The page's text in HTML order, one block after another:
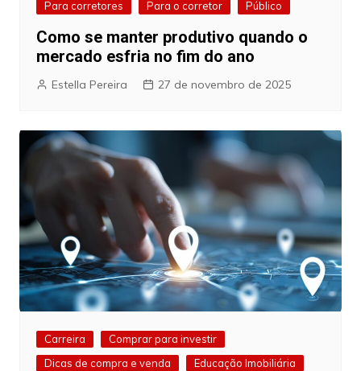
Para corretores
Para o corretor Público
Como se manter produtivo quando o
mercado esfria no fim do ano
Estella Pereira 27 de novembro de 2025
Carreira
Comprar para investir
Dicas de compra e venda
Educação Imobiliária